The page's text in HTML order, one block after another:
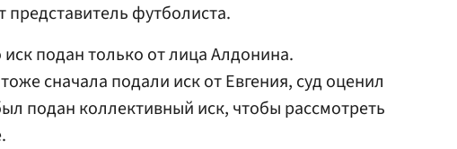
футболиста.
подан только от лица Алдонина.
сначала подали иск от Евгения, суд оценил
подан коллективный иск, чтобы рассмотреть